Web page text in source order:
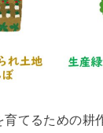
育てるための耕